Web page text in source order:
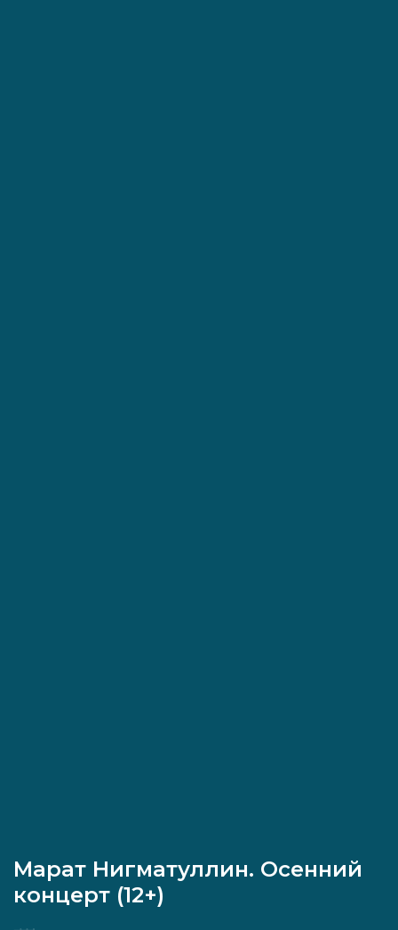
Марат Нигматуллин. Осенний
концерт (12+)